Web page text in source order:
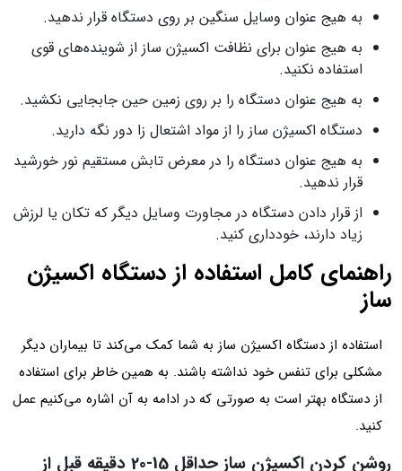
به هیج عنوان وسایل سنگین بر روی دستگاه قرار ندهید.
به هیج عنوان برای نظافت اکسیژن ساز از شوینده‌های قوی
استفاده نکنید.
به هیج عنوان دستگاه را بر روی زمین حین جابجایی نکشید.
دستگاه اکسیژن ساز را از مواد اشتعال زا دور نگه دارید.
به هیج عنوان دستگاه را در معرض تابش مستقیم نور خورشید
قرار ندهید.
از قرار دادن دستگاه در مجاورت وسایل دیگر که تکان یا لرزش
زیاد دارند، خودداری کنید.
راهنمای کامل استفاده از دستگاه اکسیژن
ساز
استفاده از دستگاه اکسیژن ساز به شما کمک می‌‌کند تا بیماران دیگر
مشکلی برای تنفس خود نداشته باشند. به همین خاطر برای استفاده
از دستگاه بهتر است به صورتی که در ادامه به آن اشاره می‌کنیم عمل
کنید.
روشن کردن اکسیژن ساز حداقل 15-20 دقیقه قبل از